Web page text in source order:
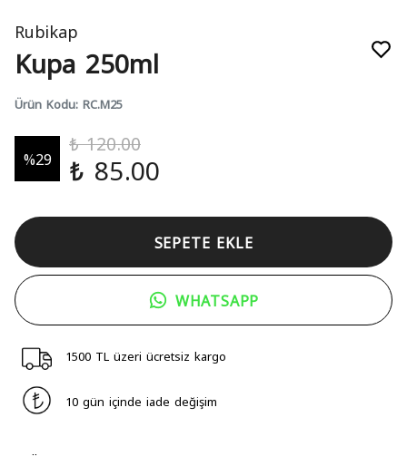
Rubikap
Kupa 250ml
Ürün Kodu: RC.M25
%29
₺ 120.00
₺ 85.00
SEPETE EKLE
WHATSAPP
1500 TL üzeri ücretsiz kargo
10 gün içinde iade değişim